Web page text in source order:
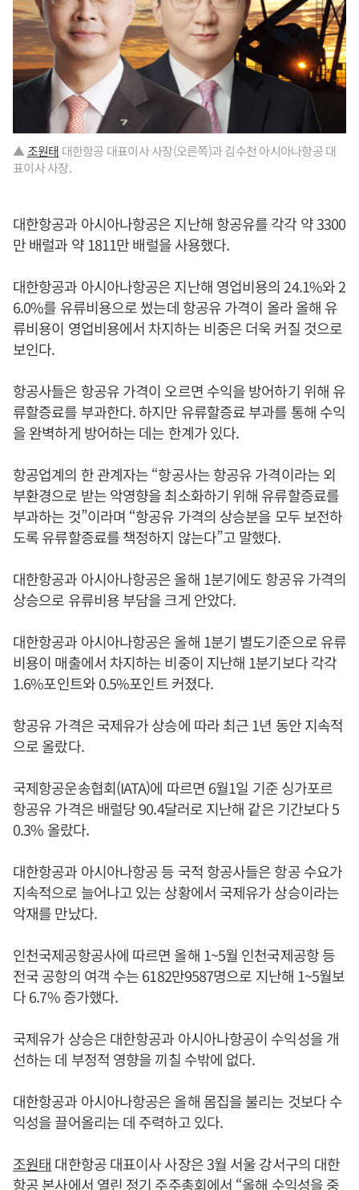
▲조원태 대한항공 대표이사 사장(오른쪽)과 김수천 아시아나항공 대
표이사 사장.
대한항공과 아시아나항공은 지난해 항공유를 각각 약 3300
만 배럴과 약 1811만 배럴을 사용했다.
대한항공과 아시아나항공은 지난해 영업비용의 24.1%와 2
6.0%를 유류비용으로 썼는데 항공유 가격이 올라 올해 유
류비용이 영업비용에서 차지하는 비중은 더욱 커질 것으로
보인다.
항공사들은 항공유 가격이 오르면 수익을 방어하기 위해 유
류할증료를 부과한다. 하지만 유류할증료 부과를 통해 수익
을 완벽하게 방어하는 데는 한계가 있다.
항공업계의 한 관계자는 “항공사는 항공유 가격이라는 외
부환경으로 받는 악영향을 최소화하기 위해 유류할증료를
부과하는 것”이라며 “항공유 가격의 상승분을 모두 보전하
도록 유류할증료를 책정하지 않는다”고 말했다.
대한항공과 아시아나항공은 올해 1분기에도 항공유 가격의
상승으로 유류비용 부담을 크게 안았다.
대한항공과 아시아나항공은 올해 1분기 별도기준으로 유류
비용이 매출에서 차지하는 비중이 지난해 1분기보다 각각
1.6%포인트와 0.5%포인트 커졌다.
항공유 가격은 국제유가 상승에 따라 최근 1년 동안 지속적
으로 올랐다.
국제항공운송협회(IATA)에 따르면 6월1일 기준 싱가포르
항공유 가격은 배럴당 90.4달러로 지난해 같은 기간보다 5
0.3% 올랐다.
대한항공과 아시아나항공 등 국적 항공사들은 항공 수요가
지속적으로 늘어나고 있는 상황에서 국제유가 상승이라는
악재를 만났다.
인천국제공항공사에 따르면 올해 1~5월 인천국제공항 등
전국 공항의 여객 수는 6182만9587명으로 지난해 1~5월보
다 6.7% 증가했다.
국제유가 상승은 대한항공과 아시아나항공이 수익성을 개
선하는 데 부정적 영향을 끼칠 수밖에 없다.
대한항공과 아시아나항공은 올해 몸집을 불리는 것보다 수
익성을 끌어올리는 데 주력하고 있다.
조원태 대한항공 대표이사 사장은 3월 서울 강서구의 대한
항공 본사에서 열린 정기 주주총회에서 “올해 수익성을 중